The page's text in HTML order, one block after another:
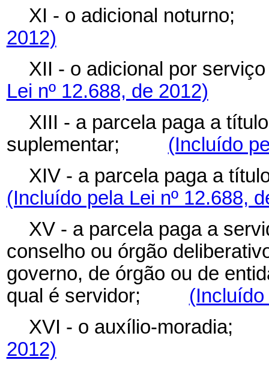
XI - o adicional
2012)
XII - o adicional por
Lei nº 12.688, de 2012)
XIII - a parcela paga a
suplementar; (Incluído
XIV - a parcela paga a
(Incluído pela Lei nº 12.688,
XV - a parcela paga a
conselho ou órgão
governo, de órgão ou de
qual é servidor; (Incluído
XVI - o auxílio-
2012)